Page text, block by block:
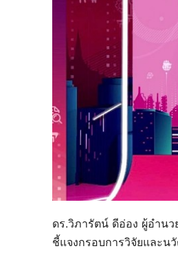
ดร.วิภารัตน์ ดีอ่อง ผู้อำน
ชี้แจงกรอบการวิจัยและน